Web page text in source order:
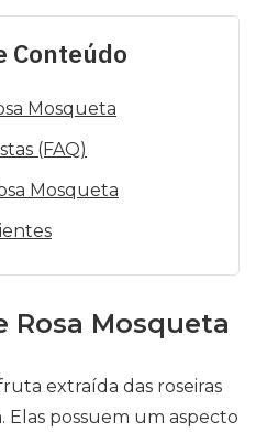
Rosa Mosqueta
extraída das roseiras
possuem um aspecto
Conteúdo
Mosqueta
(FAQ)
Mosqueta